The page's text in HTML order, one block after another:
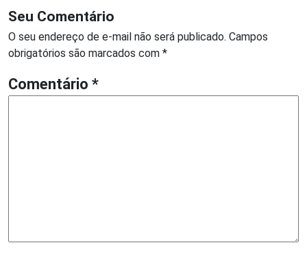
Seu Comentário
O seu endereço de e-mail não será publicado. Campos
obrigatórios são marcados com *
Comentário *